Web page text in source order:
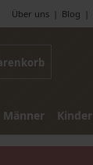
Über uns Blog
Männer Kinder